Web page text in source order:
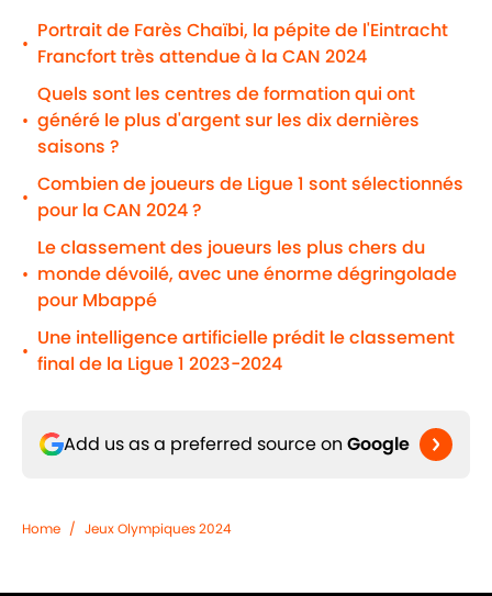
•
Portrait de Farès Chaïbi, la pépite de l'Eintracht
Francfort très attendue à la CAN 2024
•
Quels sont les centres de formation qui ont
généré le plus d'argent sur les dix dernières
saisons ?
•
Combien de joueurs de Ligue 1 sont sélectionnés
pour la CAN 2024 ?
•
Le classement des joueurs les plus chers du
monde dévoilé, avec une énorme dégringolade
pour Mbappé
•
Une intelligence artificielle prédit le classement
final de la Ligue 1 2023-2024
Add us as a preferred source on Google
Home / Jeux Olympiques 2024